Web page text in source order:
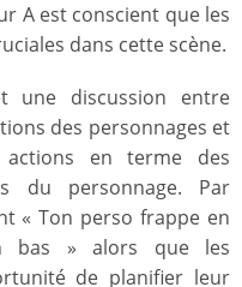
A est conscient que les
dans cette scène.
une discussion entre
des personnages et
actions en terme des
du personnage. Par
« Ton perso frappe en
bas » alors que les
de planifier leur